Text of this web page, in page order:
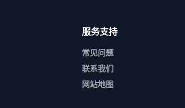
服务支持
常见问题
联系我们
网站地图